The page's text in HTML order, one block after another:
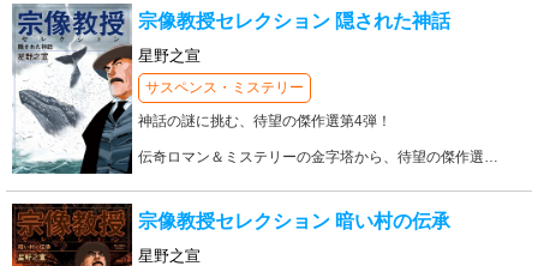
宗像教授セレクション 隠された神話
星野之宣
サスペンス・ミステリー
神話の謎に挑む、待望の傑作選第4弾！
伝奇ロマン＆ミステリーの金字塔から、待望の傑作選…
宗像教授セレクション 暗い村の伝承
星野之宣